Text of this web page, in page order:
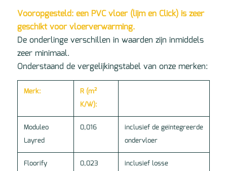
Vooropgesteld: een PVC vloer (lijm en Click) is zeer
geschikt voor vloerverwarming.
De onderlinge verschillen in waarden zijn inmiddels
zeer minimaal.
Onderstaand de vergelijkingstabel van onze merken:
Merk:
R (m²
K/W):
Moduleo
Layred
0,016
inclusief de geïntegreerde
ondervloer
Floorify 0,023
inclusief losse